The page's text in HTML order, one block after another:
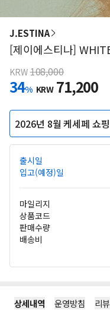
J.ESTINA
[제이에스티나]
KRW 108,000
34% KRW 71,200
2026년 8월 케세페 쇼
출시일
입고(예정)일
마일리지
상품코드
판매수량
배송비
상세내역 운영방침 리뷰